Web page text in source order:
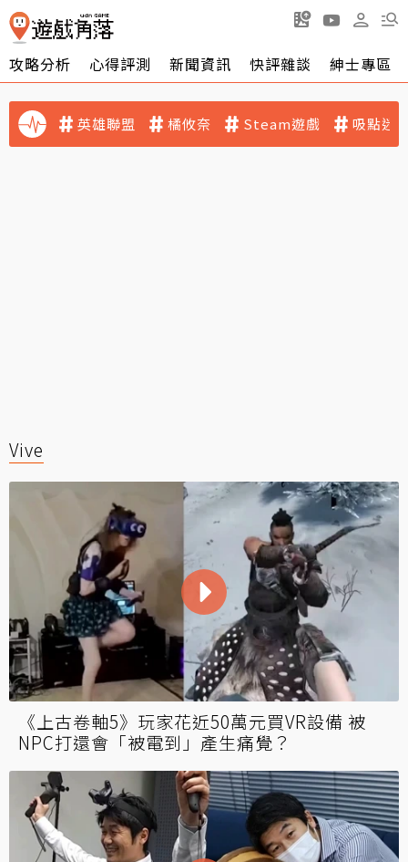
攻略分析 心得評測 新聞資訊 快評雜談 紳士專區
英雄聯盟 橘攸奈 Steam遊戲 吸點迷
Vive
《上古卷軸5》玩家花近50萬元買VR設備 被
NPC打還會「被電到」產生痛覺？